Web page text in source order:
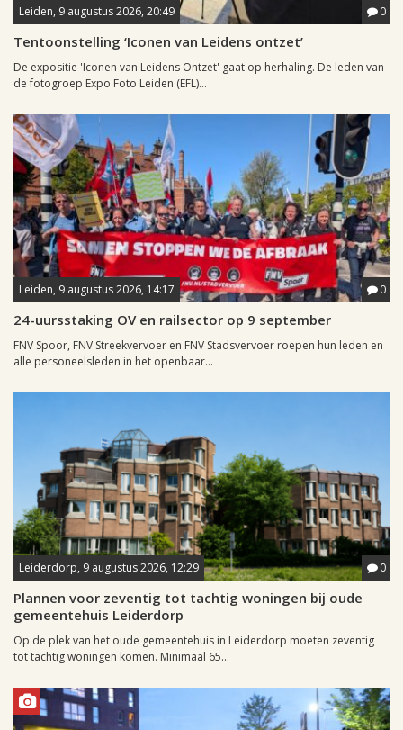
Leiden, 9 augustus 2026, 20:49 0
Tentoonstelling ‘Iconen van Leidens ontzet’
De expositie 'Iconen van Leidens Ontzet' gaat op herhaling. De leden van
de fotogroep Expo Foto Leiden (EFL)...
Leiden, 9 augustus 2026, 14:17 0
24-uursstaking OV en railsector op 9 september
FNV Spoor, FNV Streekvervoer en FNV Stadsvervoer roepen hun leden en
alle personeelsleden in het openbaar...
Leiderdorp, 9 augustus 2026, 12:29 0
Plannen voor zeventig tot tachtig woningen bij oude
gemeentehuis Leiderdorp
Op de plek van het oude gemeentehuis in Leiderdorp moeten zeventig
tot tachtig woningen komen. Minimaal 65...